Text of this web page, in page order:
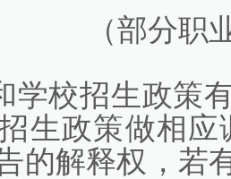
（部分职
学校招生政策
生政策做相
的解释权，若